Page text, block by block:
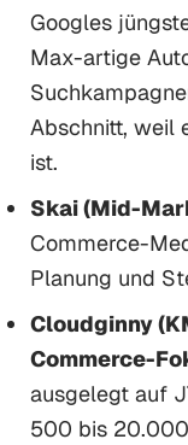
Googles
Max-artige
Abschnitt, weil
ist.
Skai (Mid-
Commerce-
Planung und
Cloudginny
Commerce-
ausgelegt auf
500 bis